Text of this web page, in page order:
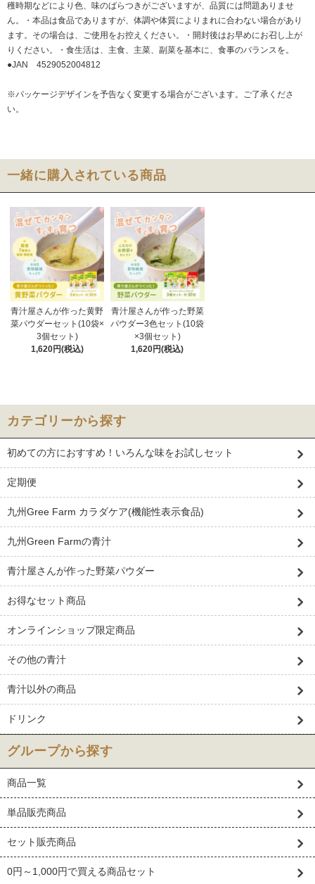
穫時期などにより色、味のばらつきがございますが、品質には問題ありませ
ん。・本品は食品でありますが、体調や体質によりまれに合わない場合があり
ます。その場合は、ご使用をお控えください。・開封後はお早めにお召し上が
りください。・食生活は、主食、主菜、副菜を基本に、食事のバランスを。
●JAN 4529052004812
※パッケージデザインを予告なく変更する場合がございます。ご了承くださ
い。
一緒に購入されている商品
青汁屋さんが作った黄野
菜パウダーセット(10袋×
3個セット)
1,620円(税込)
青汁屋さんが作った野菜
パウダー3色セット(10袋
×3個セット)
1,620円(税込)
カテゴリーから探す
初めての方におすすめ！いろんな味をお試しセット
定期便
九州Gree Farm カラダケア(機能性表示食品)
九州Green Farmの青汁
青汁屋さんが作った野菜パウダー
お得なセット商品
オンラインショップ限定商品
その他の青汁
青汁以外の商品
ドリンク
グループから探す
商品一覧
単品販売商品
セット販売商品
0円～1,000円で買える商品セット